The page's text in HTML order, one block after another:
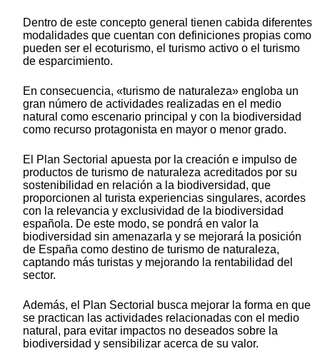
Dentro de este concepto general tienen cabida diferentes
modalidades que cuentan con definiciones propias como
pueden ser el ecoturismo, el turismo activo o el turismo
de esparcimiento.
En consecuencia, «turismo de naturaleza» engloba un
gran número de actividades realizadas en el medio
natural como escenario principal y con la biodiversidad
como recurso protagonista en mayor o menor grado.
El Plan Sectorial apuesta por la creación e impulso de
productos de turismo de naturaleza acreditados por su
sostenibilidad en relación a la biodiversidad, que
proporcionen al turista experiencias singulares, acordes
con la relevancia y exclusividad de la biodiversidad
española. De este modo, se pondrá en valor la
biodiversidad sin amenazarla y se mejorará la posición
de España como destino de turismo de naturaleza,
captando más turistas y mejorando la rentabilidad del
sector.
Además, el Plan Sectorial busca mejorar la forma en que
se practican las actividades relacionadas con el medio
natural, para evitar impactos no deseados sobre la
biodiversidad y sensibilizar acerca de su valor.